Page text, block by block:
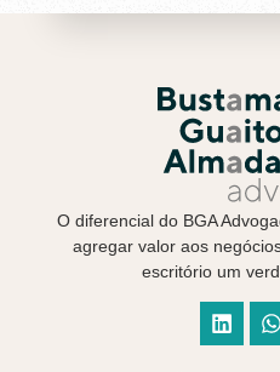
O diferencial do BGA
agregar valor aos
escritório um